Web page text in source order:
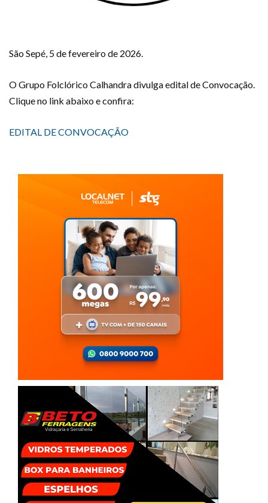
São Sepé, 5 de fevereiro de 2026.
O Grupo Folclórico Calhandra divulga edital de Convocação.
Clique no link abaixo e confira:
EDITAL DE CONVOCAÇÃO